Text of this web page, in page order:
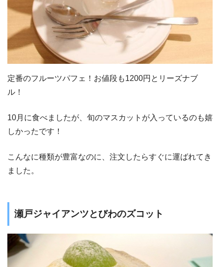
定番のフルーツパフェ！お値段も1200円とリーズナブ
ル！
10月に食べましたが、旬のマスカットが入っているのも嬉
しかったです！
こんなに種類が豊富なのに、注文したらすぐに運ばれてき
ました。
瀬戸ジャイアンツとびわのズコット